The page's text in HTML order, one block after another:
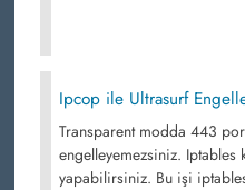
Ipcop ile Ultrasurf
Transparent modda 443
engelleyemezsiniz. Iptables
yapabilirsiniz. Bu işi